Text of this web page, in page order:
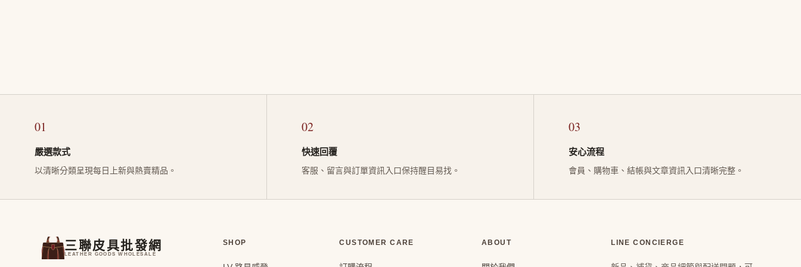
01
嚴選款式
以清晰分類呈現每日上新與熱賣精品。
02
快速回覆
客服、留言與訂單資訊入口保持醒目易找。
03
安心流程
會員、購物車、結帳與文章資訊入口清晰完整。
三聯皮具批發網
LEATHER GOODS WHOLESALE
SHOP CUSTOMER CARE ABOUT LINE CONCIERGE